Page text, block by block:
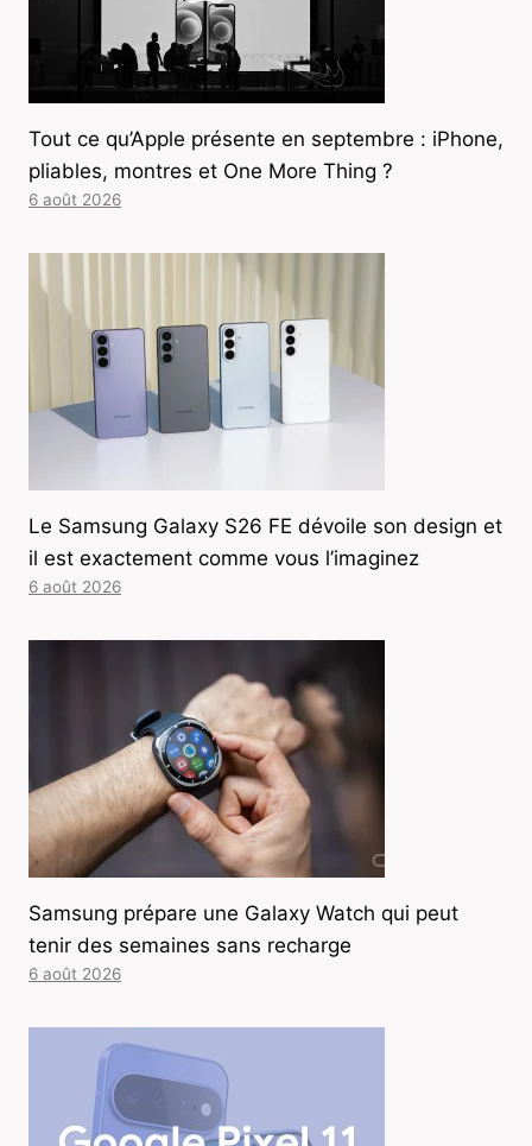
Tout ce qu’Apple présente en septembre : iPhone,
pliables, montres et One More Thing ?
6 août 2026
Le Samsung Galaxy S26 FE dévoile son design et
il est exactement comme vous l’imaginez
6 août 2026
Samsung prépare une Galaxy Watch qui peut
tenir des semaines sans recharge
6 août 2026